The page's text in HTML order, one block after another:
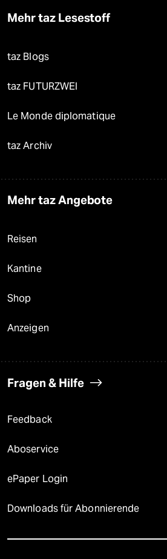
Mehr taz Lesestoff
taz Blogs
taz FUTURZWEI
Le Monde diplomatique
taz Archiv
Mehr taz Angebote
Reisen
Kantine
Shop
Anzeigen
Fragen & Hilfe
Feedback
Aboservice
ePaper Login
Downloads für Abonnierende